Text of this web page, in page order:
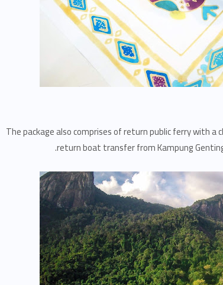
The package also comprises of return public ferry with
return boat transfer from Kampung